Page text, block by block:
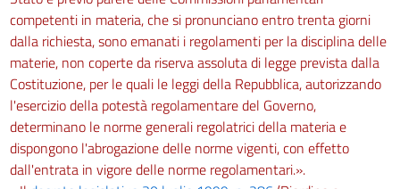
competenti in materia, che si pronunciano entro trenta giorni
dalla richiesta, sono emanati i regolamenti per la disciplina delle
materie, non coperte da riserva assoluta di legge prevista dalla
Costituzione, per le quali le leggi della Repubblica, autorizzando
l'esercizio della potestà regolamentare del Governo,
determinano le norme generali regolatrici della materia e
dispongono l'abrogazione delle norme vigenti, con effetto
dall'entrata in vigore delle norme regolamentari.».